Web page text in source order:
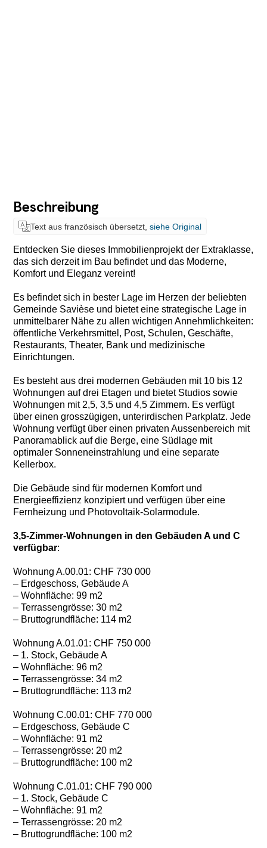
Beschreibung
Text aus französisch übersetzt, siehe Original
Entdecken Sie dieses Immobilienprojekt der Extraklasse,
das sich derzeit im Bau befindet und das Moderne,
Komfort und Eleganz vereint!
Es befindet sich in bester Lage im Herzen der beliebten
Gemeinde Savièse und bietet eine strategische Lage in
unmittelbarer Nähe zu allen wichtigen Annehmlichkeiten:
öffentliche Verkehrsmittel, Post, Schulen, Geschäfte,
Restaurants, Theater, Bank und medizinische
Einrichtungen.
Es besteht aus drei modernen Gebäuden mit 10 bis 12
Wohnungen auf drei Etagen und bietet Studios sowie
Wohnungen mit 2,5, 3,5 und 4,5 Zimmern. Es verfügt
über einen grosszügigen, unterirdischen Parkplatz. Jede
Wohnung verfügt über einen privaten Aussenbereich mit
Panoramablick auf die Berge, eine Südlage mit
optimaler Sonneneinstrahlung und eine separate
Kellerbox.
Die Gebäude sind für modernen Komfort und
Energieeffizienz konzipiert und verfügen über eine
Fernheizung und Photovoltaik-Solarmodule.
3,5-Zimmer-Wohnungen in den Gebäuden A und C
verfügbar:
Wohnung A.00.01: CHF 730 000
– Erdgeschoss, Gebäude A
– Wohnfläche: 99 m2
– Terrassengrösse: 30 m2
– Bruttogrundfläche: 114 m2
Wohnung A.01.01: CHF 750 000
– 1. Stock, Gebäude A
– Wohnfläche: 96 m2
– Terrassengrösse: 34 m2
– Bruttogrundfläche: 113 m2
Wohnung C.00.01: CHF 770 000
– Erdgeschoss, Gebäude C
– Wohnfläche: 91 m2
– Terrassengrösse: 20 m2
– Bruttogrundfläche: 100 m2
Wohnung C.01.01: CHF 790 000
– 1. Stock, Gebäude C
– Wohnfläche: 91 m2
– Terrassengrösse: 20 m2
– Bruttogrundfläche: 100 m2